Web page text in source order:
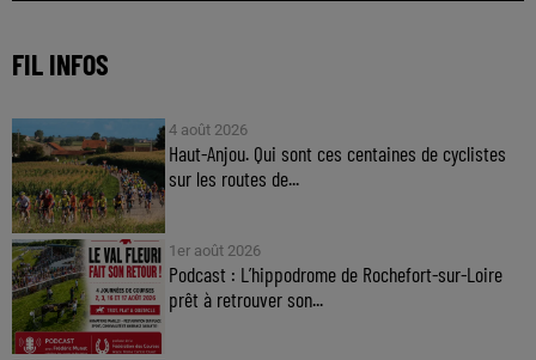
FIL INFOS
4 août 2026
Haut-Anjou. Qui sont ces centaines de cyclistes
sur les routes de...
1er août 2026
Podcast : L’hippodrome de Rochefort-sur-Loire
prêt à retrouver son...